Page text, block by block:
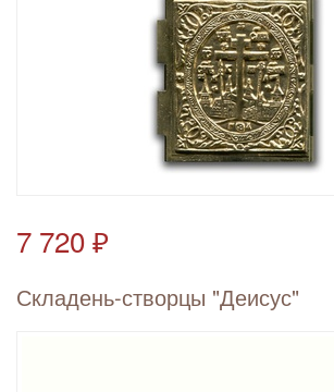
7 720 ₽
Складень-створцы "Деисус"